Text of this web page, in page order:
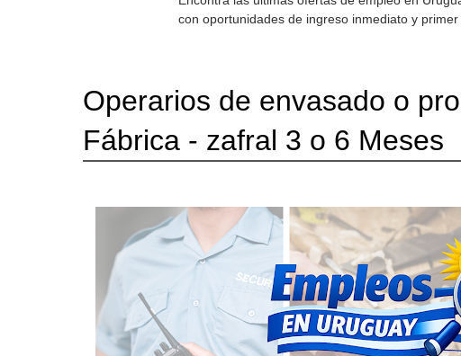
con oportunidades de ingreso inmediato y primer
Operarios de envasado o
Fábrica - zafral 3 o 6 Meses